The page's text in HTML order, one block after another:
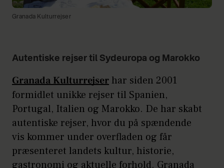
Granada Kulturrejser
Autentiske rejser til Sydeuropa og Marokko
Granada Kulturrejser har siden 2001
formidlet unikke rejser til Spanien,
Portugal, Italien og Marokko. De har skabt
autentiske rejser, hvor du på spændende
vis kommer under overfladen og får
præsenteret landets kultur, historie,
gastronomi og aktuelle forhold. Granada